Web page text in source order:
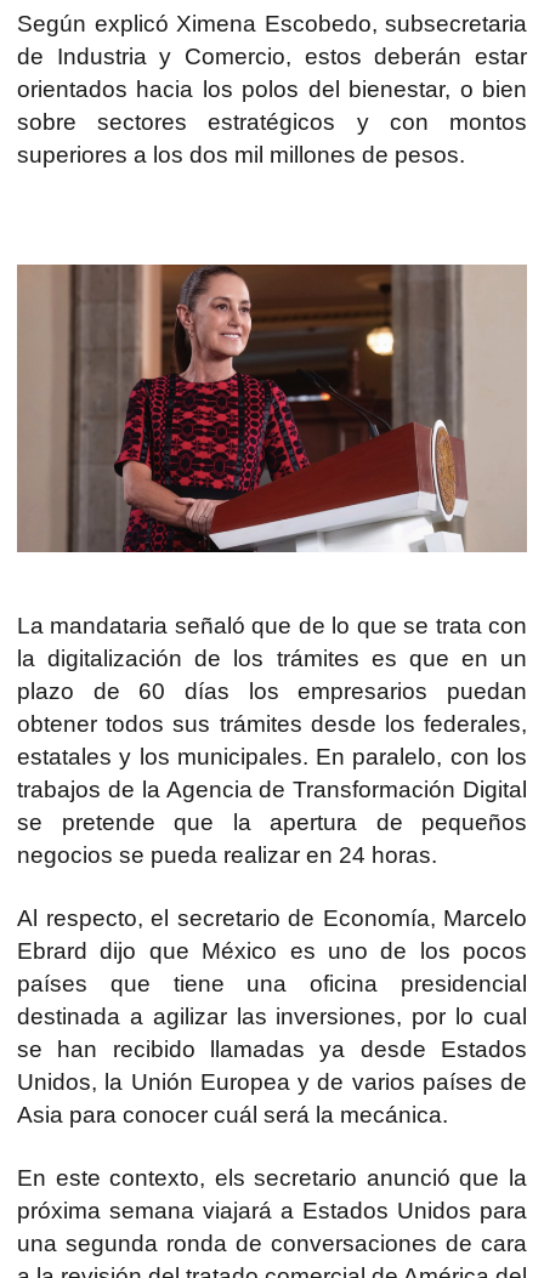
Según explicó Ximena Escobedo, subsecretaria
de Industria y Comercio, estos deberán estar
orientados hacia los polos del bienestar, o bien
sobre sectores estratégicos y con montos
superiores a los dos mil millones de pesos.
La mandataria señaló que de lo que se trata con
la digitalización de los trámites es que en un
plazo de 60 días los empresarios puedan
obtener todos sus trámites desde los federales,
estatales y los municipales. En paralelo, con los
trabajos de la Agencia de Transformación Digital
se pretende que la apertura de pequeños
negocios se pueda realizar en 24 horas.
Al respecto, el secretario de Economía, Marcelo
Ebrard dijo que México es uno de los pocos
países que tiene una oficina presidencial
destinada a agilizar las inversiones, por lo cual
se han recibido llamadas ya desde Estados
Unidos, la Unión Europea y de varios países de
Asia para conocer cuál será la mecánica.
En este contexto, els secretario anunció que la
próxima semana viajará a Estados Unidos para
una segunda ronda de conversaciones de cara